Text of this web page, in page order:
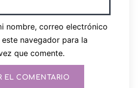
nombre, correo electrónico
navegador para la
que comente.